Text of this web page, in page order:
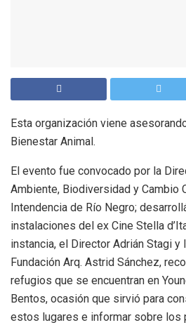
Esta organización viene
Bienestar Animal.
El evento fue convocado por la
Ambiente, Biodiversidad y Cambio
Intendencia de Río Negro;
instalaciones del ex Cine Stella
instancia, el Director Adrián Stagi
Fundación Arq. Astrid Sánchez,
refugios que se encuentran en
Bentos, ocasión que sirvió para
estos lugares e informar sobre los